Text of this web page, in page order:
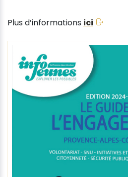
Plus d’informations ici